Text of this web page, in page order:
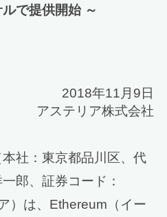
で提供開始 ～
2018年11月9日
アステリア株式会社
社：東京都品川区、代
郎、証券コード：
）は、Ethereum（イー